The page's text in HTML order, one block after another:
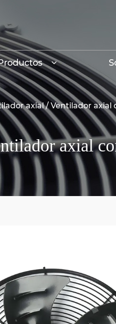
axial/ Ventilador axial
axial